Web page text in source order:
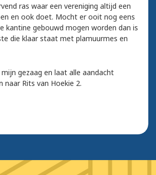
ras waar een vereniging altijd een
en ook doet. Mocht er ooit nog eens
kantine gebouwd mogen worden dan is
die klaar staat met plamuurmes en
gezaag en laat alle aandacht
naar Rits van Hoekie 2.